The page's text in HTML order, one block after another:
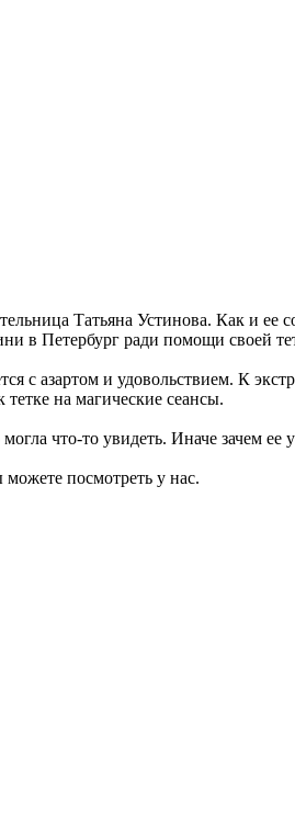
Татьяна Устинова. Как и ее
в Петербург ради помощи своей
с азартом и удовольствием. К
на магические сеансы.
что-то увидеть. Иначе зачем
посмотреть у нас.